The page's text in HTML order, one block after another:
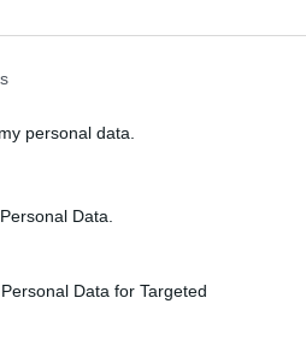
personal data.
Data.
Data for Targeted
cruzam o fado com
criteriosa dos temas que
as raízes do fado e da